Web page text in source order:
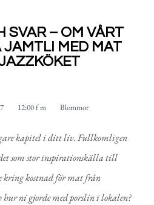
SVAR – OM VÅRT
JAMTLI MED MAT
12:00 f m Blommor
kapitel i ditt liv. Fullkomligen
som stor inspirationskälla till
kring kostnad för mat från
hur ni gjorde med porslin i lokalen?